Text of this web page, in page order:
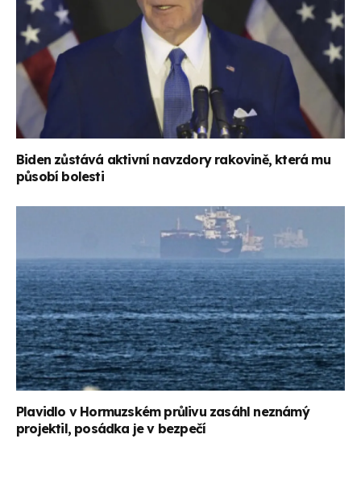
Biden zůstává aktivní navzdory rakovině, která mu
působí bolesti
Plavidlo v Hormuzském průlivu zasáhl neznámý
projektil, posádka je v bezpečí